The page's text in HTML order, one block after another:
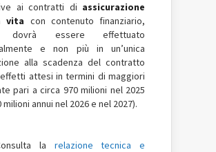
ai contratti di assicurazione
vita con contenuto finanziario,
dovrà essere effettuato
e non più in un’unica
alla scadenza del contratto
attesi in termini di maggiori
pari a circa 970 milioni nel 2025
milioni annui nel 2026 e nel 2027).
la relazione tecnica e